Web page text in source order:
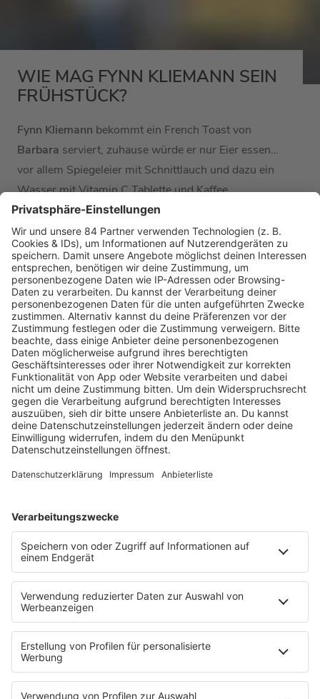
WIE MAG FYNN KLIEMANN SEIN
FRÜHSTÜCK?
Fynn Kliemann bekommt ein French Toast von
Barbara serviert, zuhause würde er nur Eier essen…
vor allem Spiegeleier mit Schnittlauch und dazu ein
Wasser mit Vitamin C Tablette und Kaffee.
Hier geht es zur kompletten Podcast-Folge
"Frühstück bei Barbara" mit Fynn Kliemann.
Frühstück bei Barbara
WIE MAG TWENTY4TIM SEIN
Twenty4Timbekommt ein kleines Laugenbrötchen
mit Butter, veganer Wurst und einem Herz aus Käse.
Dazu nimmt er noch eine Stange Sellerie und einen
griechischen Joghurt mit Früchten.
Hier geht es zur kompletten Podcast-Folge
"Frühstück bei Barbara" mit Twenty4Tim.